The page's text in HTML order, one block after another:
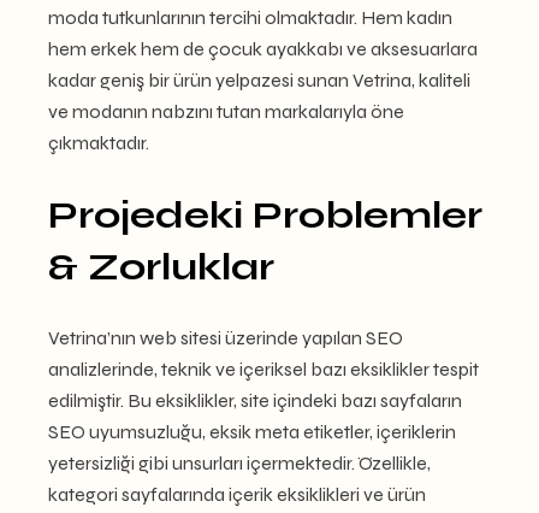
moda tutkunlarının tercihi olmaktadır. Hem kadın
hem erkek hem de çocuk ayakkabı ve aksesuarlara
kadar geniş bir ürün yelpazesi sunan Vetrina, kaliteli
ve modanın nabzını tutan markalarıyla öne
çıkmaktadır.
Projedeki Problemler
& Zorluklar
Vetrina’nın web sitesi üzerinde yapılan SEO
analizlerinde, teknik ve içeriksel bazı eksiklikler tespit
edilmiştir. Bu eksiklikler, site içindeki bazı sayfaların
SEO uyumsuzluğu, eksik meta etiketler, içeriklerin
yetersizliği gibi unsurları içermektedir. Özellikle,
kategori sayfalarında içerik eksiklikleri ve ürün